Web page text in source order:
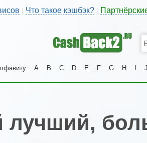
| Что такое кэшбэк?
A B C D E F G H